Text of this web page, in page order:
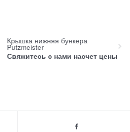
Крышка нижняя бункера
Putzmeister
Свяжитесь с нами насчет цены